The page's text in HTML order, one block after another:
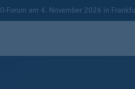
Forum am 4. November 2026 in